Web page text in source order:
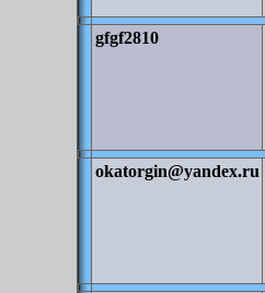
gfgf2810
okatorgin@yandex.ru